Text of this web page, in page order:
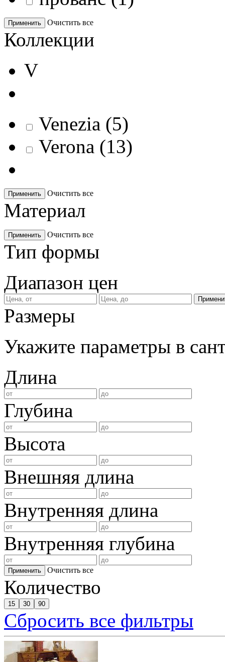
Применить Очистить все
Коллекции
V
Venezia (5)
Verona (13)
Применить Очистить все
Материал
Применить Очистить все
Тип формы
Диапазон цен
Размеры
Укажите параметры в
Длина
Глубина
Высота
Внешняя длина
Внутренняя длина
Внутренняя глубина
Применить Очистить все
Количество
15 30 90
Сбросить все фильтры